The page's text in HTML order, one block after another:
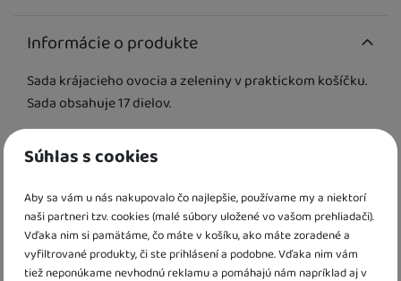
Súhlas s cookies
Aby sa vám u nás nakupovalo čo najlepšie, používame my a niektorí
naši partneri tzv. cookies (malé súbory uložené vo vašom prehliadači).
Vďaka nim si pamätáme, čo máte v košíku, ako máte zoradené a
vyfiltrované produkty, či ste prihlásení a podobne. Vďaka nim vám
tiež neponúkame nevhodnú reklamu a pomáhajú nám napríklad aj v
Informácie o produkte
Sada krájacieho ovocia a zeleniny v praktickom košíčku.
Sada obsahuje 17 dielov.
Vhodné pre deti od 3 rokov.
Parametre
Pohlavie
pre dievčatá
Vek detí
3 roky / 4 roky / 5 rokov